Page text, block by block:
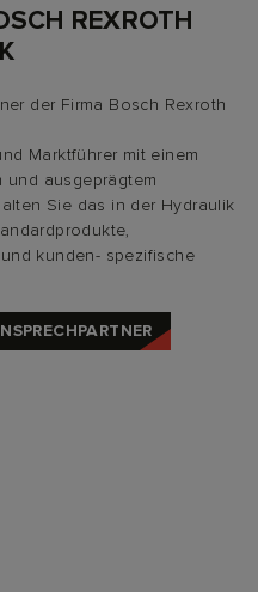
REXROTH
der Firma Bosch Rexroth
Marktführer mit einem
und ausgeprägtem
Sie das in der Hydraulik
kunden- spezifische